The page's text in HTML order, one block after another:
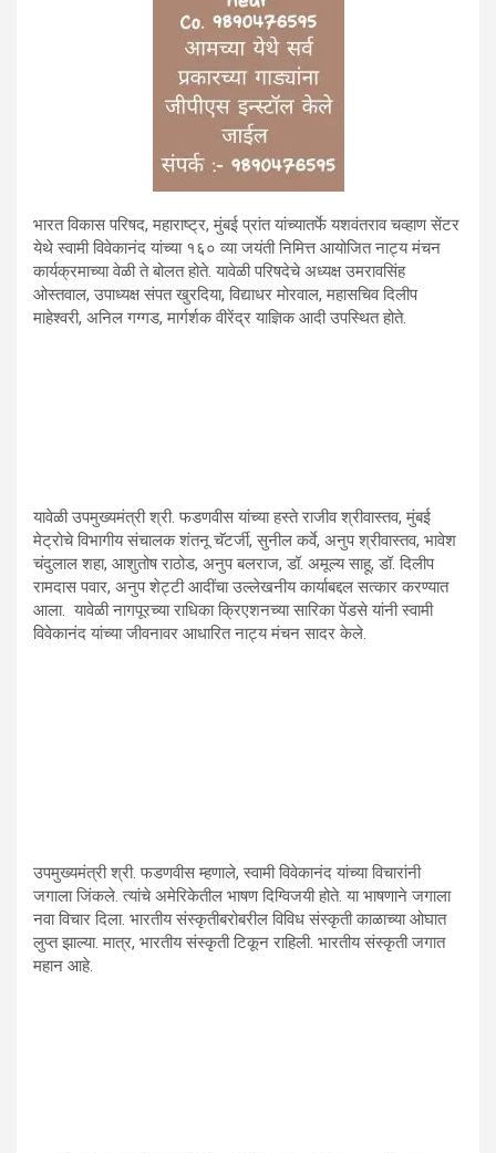
भारत विकास परिषद, महाराष्ट्र, मुंबई प्रांत यांच्यातर्फे यशवंतराव चव्हाण सेंटर
येथे स्वामी विवेकानंद यांच्या १६० व्या जयंती निमित्त आयोजित नाट्य मंचन
कार्यक्रमाच्या वेळी ते बोलत होते. यावेळी परिषदेचे अध्यक्ष उमरावसिंह
ओस्तवाल, उपाध्यक्ष संपत खुरदिया, विद्याधर मोरवाल, महासचिव दिलीप
माहेश्वरी, अनिल गग्गड, मार्गर्शक वीरेंद्र याज्ञिक आदी उपस्थित होते.
यावेळी उपमुख्यमंत्री श्री. फडणवीस यांच्या हस्ते राजीव श्रीवास्तव, मुंबई
मेट्रोचे विभागीय संचालक शंतनू चॅटर्जी, सुनील कर्वे, अनुप श्रीवास्तव, भावेश
चंदुलाल शहा, आशुतोष राठोड, अनुप बलराज, डॉ. अमूल्य साहू, डॉ. दिलीप
रामदास पवार, अनुप शेट्टी आदींचा उल्लेखनीय कार्याबद्दल सत्कार करण्यात
आला. यावेळी नागपूरच्या राधिका क्रिएशनच्या सारिका पेंडसे यांनी स्वामी
विवेकानंद यांच्या जीवनावर आधारित नाट्य मंचन सादर केले.
उपमुख्यमंत्री श्री. फडणवीस म्हणाले, स्वामी विवेकानंद यांच्या विचारांनी
जगाला जिंकले. त्यांचे अमेरिकेतील भाषण दिग्विजयी होते. या भाषणाने जगाला
नवा विचार दिला. भारतीय संस्कृतीबरोबरील विविध संस्कृती काळाच्या ओघात
लुप्त झाल्या. मात्र, भारतीय संस्कृती टिकून राहिली. भारतीय संस्कृती जगात
महान आहे.